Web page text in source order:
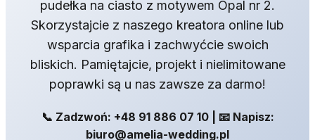
pudełka na ciasto z motywem Opal nr 2.
Skorzystajcie z naszego kreatora online lub
wsparcia grafika i zachwyćcie swoich
bliskich. Pamiętajcie, projekt i nielimitowane
poprawki są u nas zawsze za darmo!
📞 Zadzwoń: +48 91 886 07 10 | 📧 Napisz:
biuro@amelia-wedding.pl